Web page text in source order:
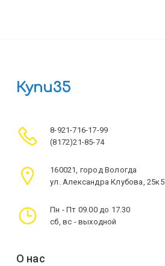
Купи35
8-921-716-17-99
(8172)21-85-74
160021, город Вологда
ул. Александра Клубова, 25к5
Пн - Пт 09.00 до 17.30
сб, вс - выходной
О нас